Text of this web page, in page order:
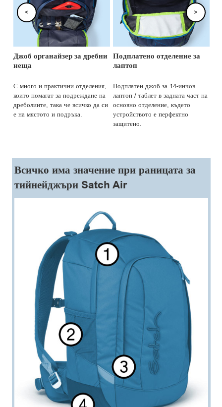
<
Джоб органайзер за дребни
неща
С много и практични отделения,
които помагат за подреждане на
дреболиите, така че всичко да си
е на мястото и подръка.
Подплатено отделение за
лаптоп
Подплатен джоб за 14-инчов
лаптоп / таблет в задната част на
основно отделение, където
устройството е перфектно
защитено.
>
Всичко има значение при раницата за
тийнейджъри Satch Air